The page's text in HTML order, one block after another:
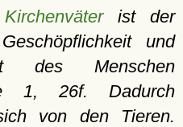
Kirchenväterist der
und
des Menschen
1, 26f. Dadurch
von den Tieren.